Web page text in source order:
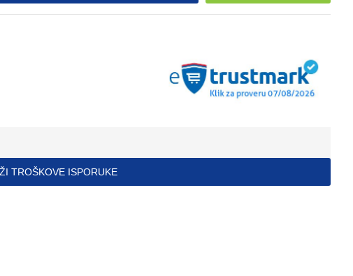
TROŠKOVE ISPORUKE